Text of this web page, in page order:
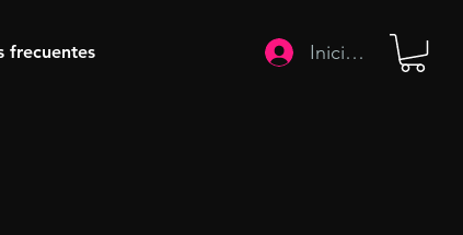
frecuentes Iniciar sesión